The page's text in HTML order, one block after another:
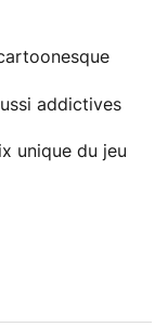
addictives
unique du jeu